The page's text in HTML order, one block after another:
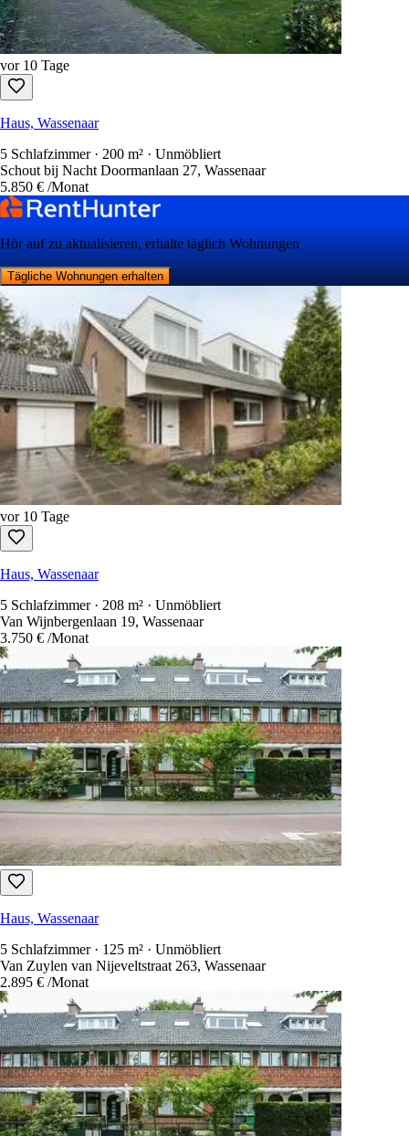
vor 10 Tage
Haus, Wassenaar
5 Schlafzimmer · 200 m² · Unmöbliert
Schout bij Nacht Doormanlaan 27, Wassenaar
5.850 € /Monat
Hör auf zu aktualisieren, erhalte täglich Wohnungen
Tägliche Wohnungen erhalten
vor 10 Tage
Haus, Wassenaar
5 Schlafzimmer · 208 m² · Unmöbliert
Van Wijnbergenlaan 19, Wassenaar
3.750 € /Monat
Haus, Wassenaar
5 Schlafzimmer · 125 m² · Unmöbliert
Van Zuylen van Nijeveltstraat 263, Wassenaar
2.895 € /Monat